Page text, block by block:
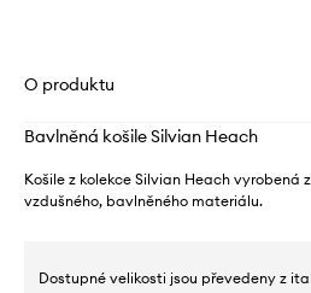
O produktu
Bavlněná košile Silvian Heach
Košile z kolekce Silvian Heach vyrobená
vzdušného, ​​bavlněného materiálu.
Dostupné velikosti jsou převedeny z